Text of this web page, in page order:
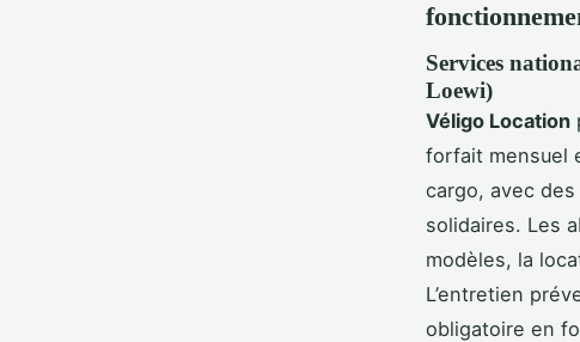
Services
Loewi)
Véligo Location
forfait mensuel
cargo, avec
solidaires. Les
modèles, la
L’entretien
obligatoire en